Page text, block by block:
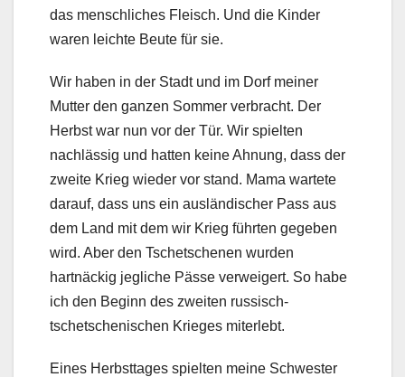
das menschliches Fleisch. Und die Kinder
waren leichte Beute für sie.
Wir haben in der Stadt und im Dorf meiner
Mutter den ganzen Sommer verbracht. Der
Herbst war nun vor der Tür. Wir spielten
nachlässig und hatten keine Ahnung, dass der
zweite Krieg wieder vor stand. Mama wartete
darauf, dass uns ein ausländischer Pass aus
dem Land mit dem wir Krieg führten gegeben
wird. Aber den Tschetschenen wurden
hartnäckig jegliche Pässe verweigert. So habe
ich den Beginn des zweiten russisch-
tschetschenischen Krieges miterlebt.
Eines Herbsttages spielten meine Schwester